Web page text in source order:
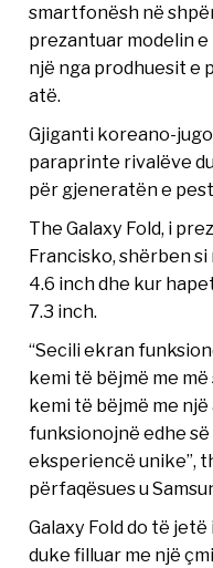
smartfonësh në
prezantuar modelin
një nga prodhuesit e
atë.
Gjiganti koreano-
paraprinte rivalëve
për gjeneratën e
The Galaxy Fold, i
Francisko, shërben
4.6 inch dhe kur
7.3 inch.
“Secili ekran
kemi të bëjmë me
kemi të bëjmë me
funksionojnë edhe së
eksperiencë unike”,
përfaqësues u
Galaxy Fold do të
duke filluar me një